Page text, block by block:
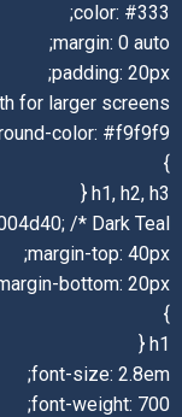
color: #333;
margin: 0 auto;
padding: 20px;
for larger screens */
color: #f9f9f9;
}
h1, h2, h3 {
/* Dark Teal */
margin-top: 40px;
bottom: 20px;
}
h1 {
font-size: 2.8em;
font-weight: 700;